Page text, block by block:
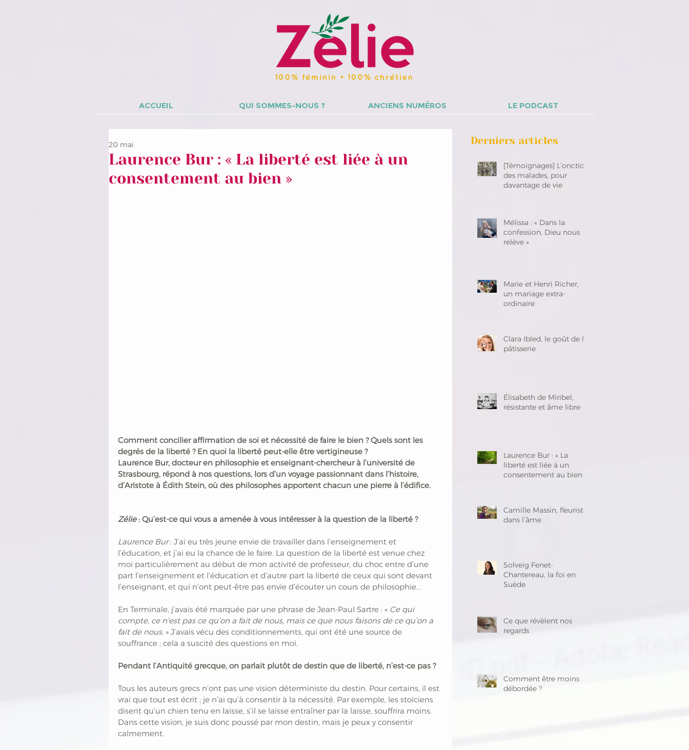
ACCUEIL QUI SOMMES-NOUS ? ANCIENS NUMÉROS LE PODCAST
Laurence Bur : « La liberté est liée à un
consentement au bien »
20 mai
Comment concilier affirmation de soi et nécessité de faire le bien ? Quels sont les
degrés de la liberté ? En quoi la liberté peut-elle être vertigineuse ?
Laurence Bur, docteur en philosophie et enseignant-chercheur à l’université de
Strasbourg, répond à nos questions, lors d’un voyage passionnant dans l’histoire,
d’Aristote à Édith Stein, où des philosophes apportent chacun une pierre à l’édifice.
Zélie : Qu’est-ce qui vous a amenée à vous intéresser à la question de la liberté ?
Laurence Bur : J’ai eu très jeune envie de travailler dans l’enseignement et
l’éducation, et j’ai eu la chance de le faire. La question de la liberté est venue chez
moi particulièrement au début de mon activité de professeur, du choc entre d’une
part l’enseignement et l’éducation et d’autre part la liberté de ceux qui sont devant
l’enseignant, et qui n’ont peut-être pas envie d’écouter un cours de philosophie...
En Terminale, j’avais été marquée par une phrase de Jean-Paul Sartre : « Ce qui
compte, ce n’est pas ce qu’on a fait de nous, mais ce que nous faisons de ce qu’on a
fait de nous. » J’avais vécu des conditionnements, qui ont été une source de
souffrance ; cela a suscité des questions en moi.
Pendant l’Antiquité grecque, on parlait plutôt de destin que de liberté, n’est-ce pas ?
Tous les auteurs grecs n’ont pas une vision déterministe du destin. Pour certains, il est
vrai que tout est écrit ; je n’ai qu’à consentir à la nécessité. Par exemple, les stoïciens
disent qu’un chien tenu en laisse, s’il se laisse entraîner par la laisse, souffrira moins.
Dans cette vision, je suis donc poussé par mon destin, mais je peux y consentir
calmement.
Derniers articles
[Témoignages] L’onction
des malades, pour
davantage de vie
Mélissa : « Dans la
confession, Dieu nous
relève »
Marie et Henri Richer,
un mariage extra-
ordinaire
Clara Ibled, le goût de la
pâtisserie
Élisabeth de Miribel,
résistante et âme libre
Laurence Bur : « La
liberté est liée à un
consentement au bien »
Camille Massin, fleuriste
dans l’âme
Solveig Fenet-
Chantereau, la foi en
Suède
Ce que révèlent nos
regards
Comment être moins
débordée ?